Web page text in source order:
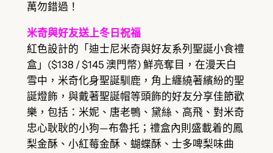
萬勿錯過！
米奇與好友送上冬日祝福
紅色設計的「迪士尼米奇與好友系列聖誕小食禮
盒」($138 / $145 澳門幣) 鮮亮奪目，在漫天白
雪中，米奇化身聖誕馴鹿，角上纏繞著繽紛的聖
誕燈飾，與戴著聖誕帽等頭飾的好友分享佳節歡
樂，包括：米妮、唐老鴨、黛絲、高飛、對米奇
忠心耿耿的小狗—布魯托；禮盒內則盛載着的鳳
梨金酥、小紅莓金酥、蝴蝶酥、士多啤梨味曲